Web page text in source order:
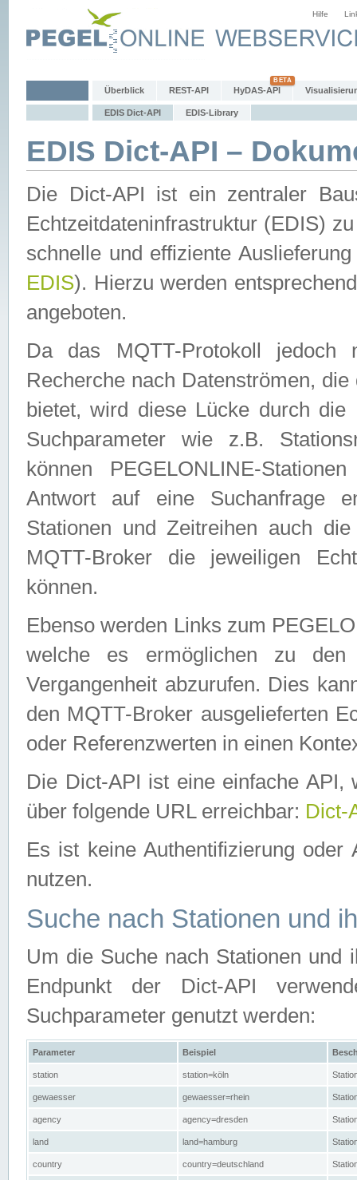
Hilfe
Überblick REST-API HyDAS-API
EDIS Dict-API EDIS-Library
EDIS Dict-API –
Die Dict-API ist ein zentraler
Echtzeitdateninfrastruktur (EDIS)
schnelle und effiziente
EDIS). Hierzu werden
angeboten.
Da das MQTT-Protokoll jedoch
Recherche nach Datenströmen,
bietet, wird diese Lücke durch die
Suchparameter wie z.B.
können PEGELONLINE-
Antwort auf eine Suchanfrage
Stationen und Zeitreihen auch
MQTT-Broker die jeweiligen
können.
Ebenso werden Links zum
welche es ermöglichen zu den
Vergangenheit abzurufen. Dies
den MQTT-Broker ausgelieferten
oder Referenzwerten in einen
Die Dict-API ist eine einfache API,
über folgende URL erreichbar: Dict-
Es ist keine Authentifizierung
nutzen.
Suche nach Stationen und
Um die Suche nach Stationen und
Endpunkt der Dict-API
Suchparameter genutzt werden:
Parameter Beispiel
station station=köln
gewaesser gewaesser=rhein
agency agency=dresden
land land=hamburg
country country=deutschland